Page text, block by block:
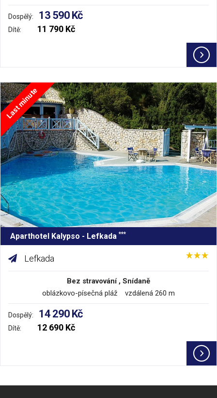
Dospělý: 13 590 Kč
Dítě: 11 790 Kč
Last minute
Aparthotel Kalypso - Lefkada ***
Lefkada
Bez stravování , Snídaně
oblázkovo-písečná pláž vzdálená 260 m
Dospělý: 14 290 Kč
Dítě: 12 690 Kč